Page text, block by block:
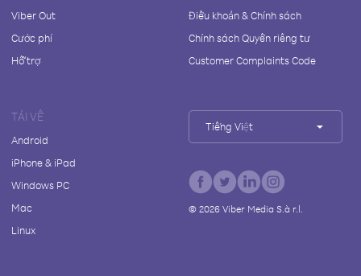
Viber Out
Cước phí
Hỗ trợ
Điều khoản & Chính sách
Chính sách Quyền riêng tư
Customer Complaints Code
TẢI VỀ
Android
iPhone & iPad
Windows PC
Mac
Linux
Tiếng Việt
© 2026Viber Media S.à r.l.